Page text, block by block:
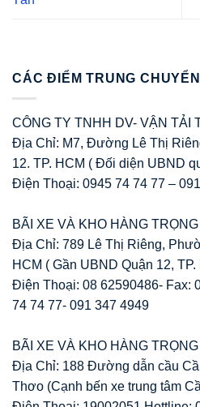
CÁC ĐIỂM TRUNG
CÔNG TY TNHH DV- VẬN TẢI
Địa Chỉ: M7, Đường Lê Thị
12. TP. HCM ( Đối diện UBND
Điện Thoại: 0945 74 74 77 –
BÃI XE VÀ KHO HÀNG
Địa Chỉ: 789 Lê Thị Riêng,
HCM ( Gần UBND Quận 12, TP.
Điện Thoại: 08 62590486- Fax:
74 74 77- 091 347 4949
BÃI XE VÀ KHO HÀNG
Địa Chỉ: 188 Đường dẫn cầu
Thơo (Cạnh bến xe trung tâm